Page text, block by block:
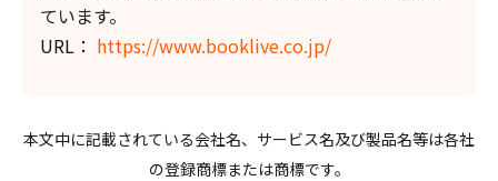
ています。
URL： https://www.booklive.co.jp/
本文中に記載されている会社名、サービス名及び製品名等は各社
の登録商標または商標です。